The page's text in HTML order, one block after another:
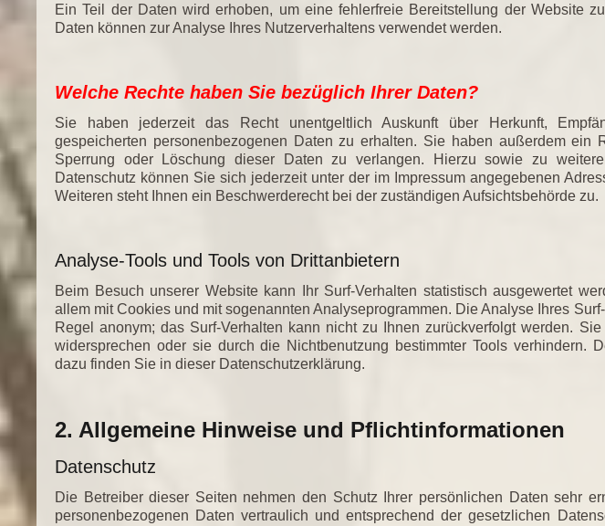
Ein Teil der Daten wird erhoben, um eine fehlerfreie Bereitstellung der Website
Daten können zur Analyse Ihres Nutzerverhaltens verwendet werden.
Welche Rechte haben Sie bezüglich Ihrer Daten?
Sie haben jederzeit das Recht unentgeltlich Auskunft über Herkunft,
gespeicherten personenbezogenen Daten zu erhalten. Sie haben außerdem ein
Sperrung oder Löschung dieser Daten zu verlangen. Hierzu sowie zu
Datenschutz können Sie sich jederzeit unter der im Impressum angegebenen
Weiteren steht Ihnen ein Beschwerderecht bei der zuständigen Aufsichtsbehörde zu.
Analyse-Tools und Tools von Drittanbietern
Beim Besuch unserer Website kann Ihr Surf-Verhalten statistisch ausgewertet
allem mit Cookies und mit sogenannten Analyseprogrammen. Die Analyse Ihres
Regel anonym; das Surf-Verhalten kann nicht zu Ihnen zurückverfolgt werden.
widersprechen oder sie durch die Nichtbenutzung bestimmter Tools verhindern.
dazu finden Sie in dieser Datenschutzerklärung.
2. Allgemeine Hinweise und Pflichtinformationen
Datenschutz
Die Betreiber dieser Seiten nehmen den Schutz Ihrer persönlichen Daten sehr
personenbezogenen Daten vertraulich und entsprechend der gesetzlichen